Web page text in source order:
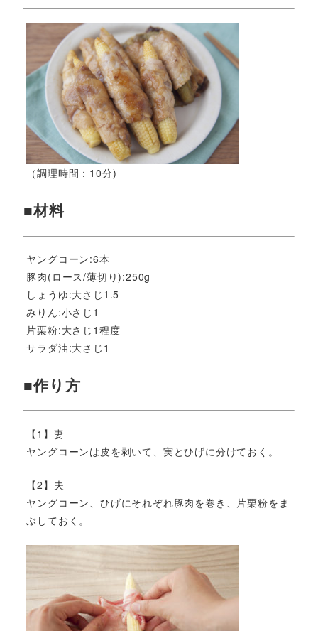
（調理時間：10分)
■材料
ヤングコーン:6本
豚肉(ロース/薄切り):250g
しょうゆ:大さじ1.5
みりん:小さじ1
片栗粉:大さじ1程度
サラダ油:大さじ1
■作り方
【1】妻
ヤングコーンは皮を剥いて、実とひげに分けておく。
【2】夫
ヤングコーン、ひげにそれぞれ豚肉を巻き、片栗粉をま
ぶしておく。